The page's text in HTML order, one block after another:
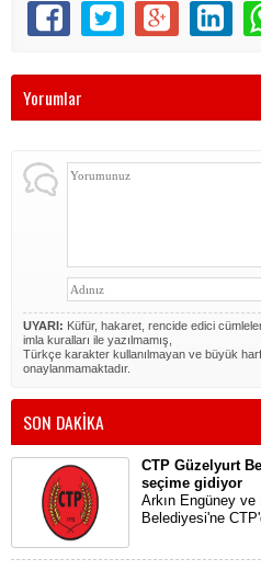
Yorumlar
UYARI: Küfür, hakaret, rencide edici
imla kuralları ile yazılmamış,
Türkçe karakter kullanılmayan ve büyük
onaylanmamaktadır.
SON DAKİKA
CTP Güzelyurt
seçime gidiyor
Arkın Engüney
Belediyesi'ne